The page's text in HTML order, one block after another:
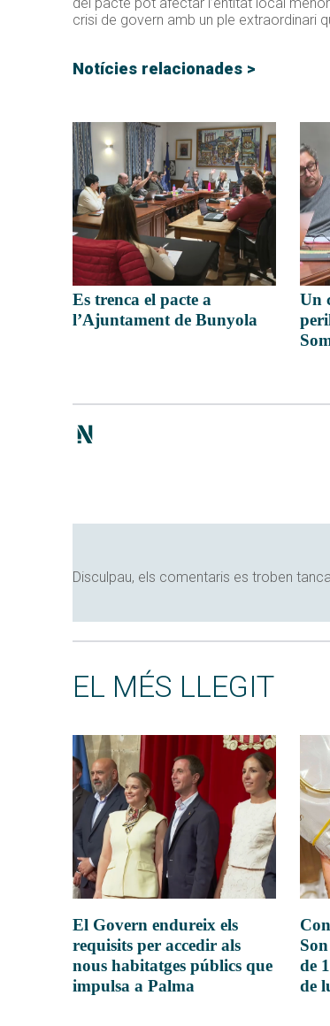
del pacte pot afectar l’entitat local
crisi de govern amb un ple extraordinari
Notícies relacionades >
Es trenca el pacte a
l’Ajuntament de Bunyola
Un
Disculpau, els comentaris es troben
EL MÉS LLEGIT
El Govern endureix els
requisits per accedir als
nous habitatges públics que
impulsa a Palma
de
de